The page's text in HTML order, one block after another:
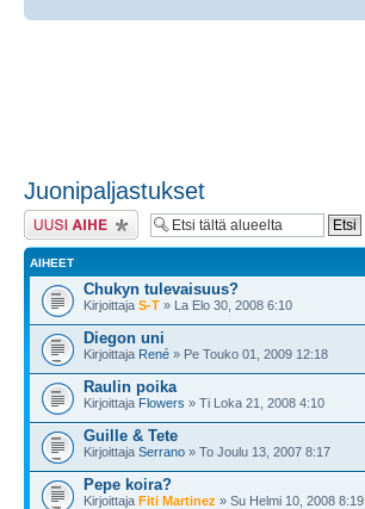
Juonipaljastukset
Lähetä uusi viesti
AIHEET
Chukyn tulevaisuus?
Kirjoittaja S-T » La Elo 30, 2008 6:10
Diegon uni
Kirjoittaja René » Pe Touko 01, 2009 12:18
Raulin poika
Kirjoittaja Flowers » Ti Loka 21, 2008 4:10
Guille & Tete
Kirjoittaja Serrano » To Joulu 13, 2007 8:17
Pepe koira?
Kirjoittaja Fiti Martinez » Su Helmi 10, 2008 8:19